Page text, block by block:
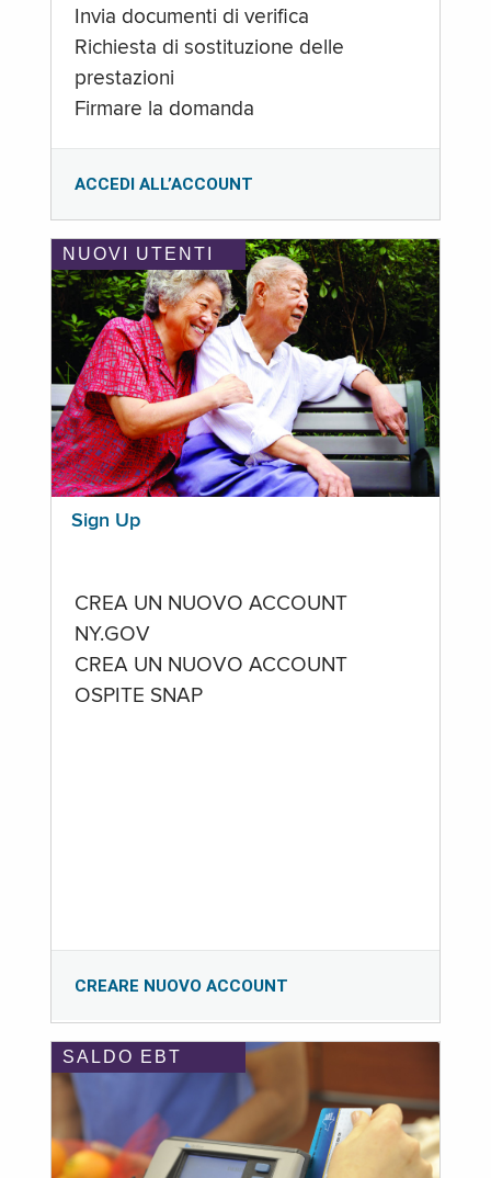
Invia documenti di verifica
Richiesta di sostituzione delle
prestazioni
Firmare la domanda
ACCEDI ALL’ACCOUNT
NUOVI UTENTI
Sign Up
CREA UN NUOVO ACCOUNT
NY.GOV
CREA UN NUOVO ACCOUNT
OSPITE SNAP
CREARE NUOVO ACCOUNT
SALDO EBT